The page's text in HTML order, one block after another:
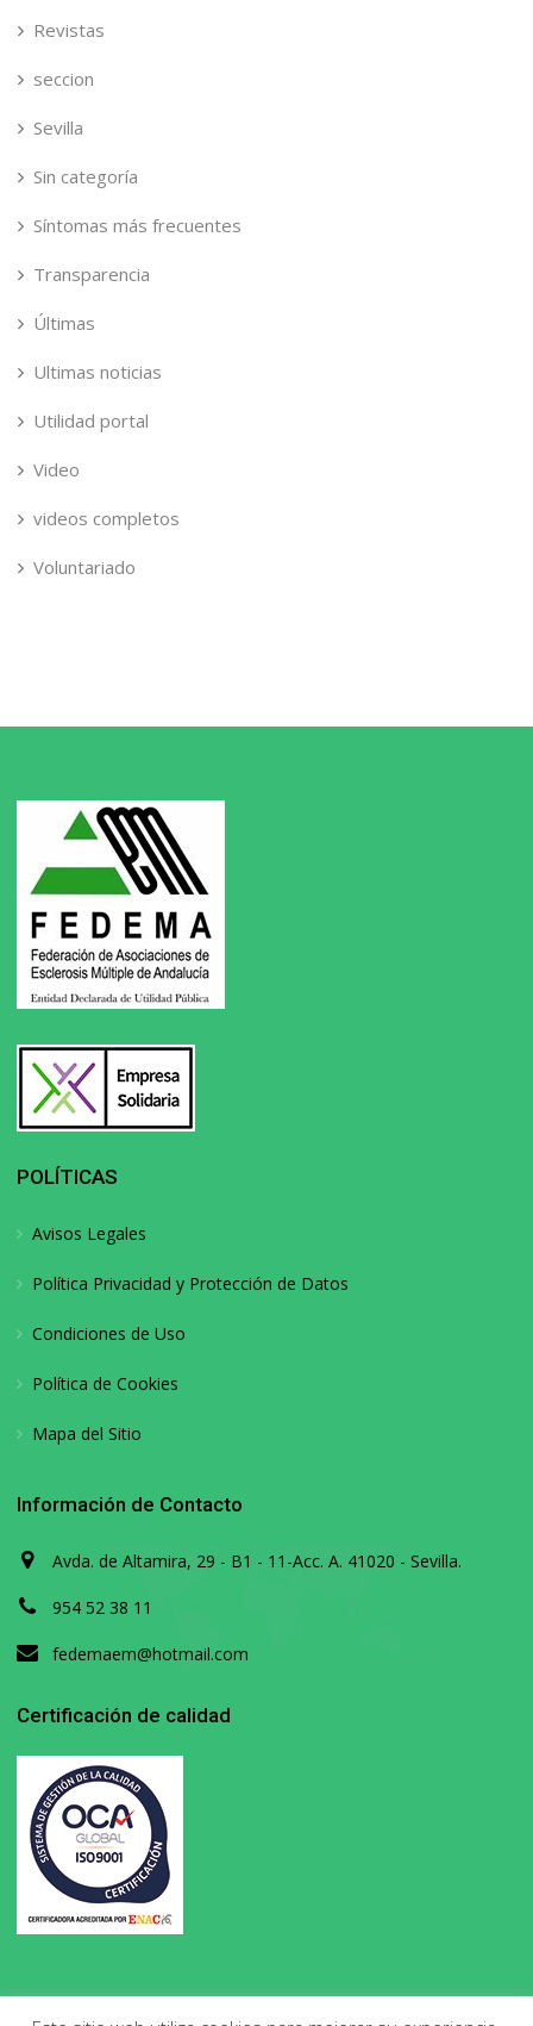
Revistas
seccion
Sevilla
Sin categoría
Síntomas más frecuentes
Transparencia
Últimas
Ultimas noticias
Utilidad portal
Video
videos completos
Voluntariado
POLÍTICAS
Avisos Legales
Política Privacidad y Protección de Datos
Condiciones de Uso
Política de Cookies
Mapa del Sitio
Información de Contacto
Avda. de Altamira, 29 - B1 - 11-Acc. A. 41020 - Sevilla.
954 52 38 11
fedemaem@hotmail.com
Certificación de calidad